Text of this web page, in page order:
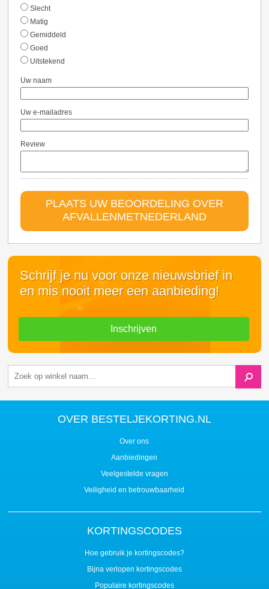
Slecht
Matig
Gemiddeld
Goed
Uitstekend
Uw naam
Uw e-mailadres
Review
PLAATS UW BEOORDELING OVER
AFVALLENMETNEDERLAND
Schrijf je nu voor onze nieuwsbrief in
en mis nooit meer een aanbieding!
Inschrijven
OVER BESTELJEKORTING.NL
Over ons
Aanbiedingen
Veelgestelde vragen
Veiligheid en betrouwbaarheid
KORTINGSCODES
Hoe gebruik je kortingscodes?
Bijna verlopen kortingscodes
Populaire kortingscodes